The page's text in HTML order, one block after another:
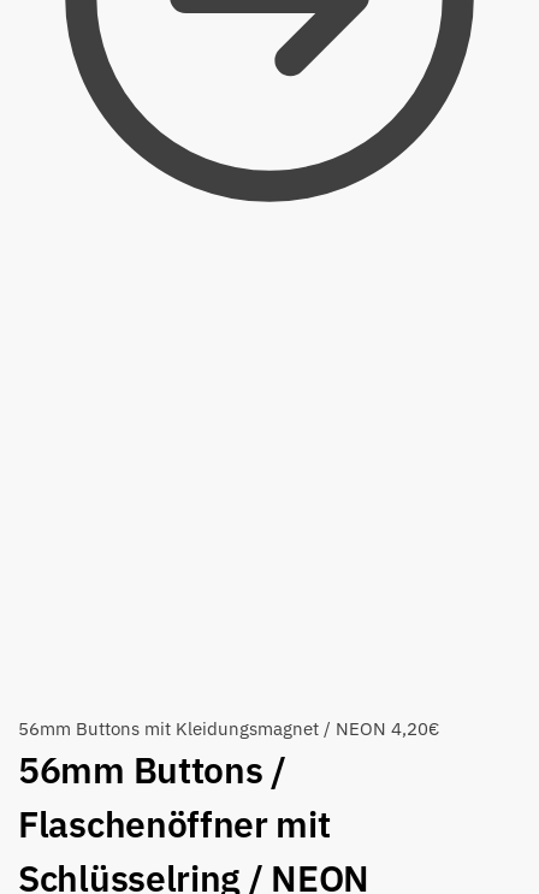
56mm Buttons mit Kleidungsmagnet / NEON 4,20€
56mm Buttons /
Flaschenöffner mit
Schlüsselring / NEON